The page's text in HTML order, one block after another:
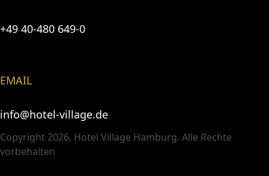
+49 40-480 649-0
EMAIL
info@hotel-village.de
Copyright 2026, Hotel Village Hamburg. Alle Rechte
vorbehalten